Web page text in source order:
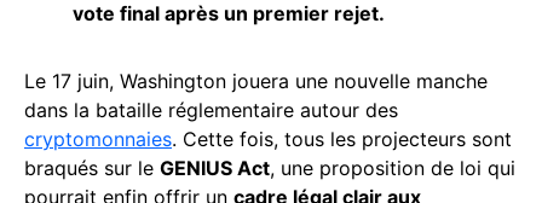
vote final après un premier rejet.
Le 17 juin, Washington jouera une nouvelle manche
dans la bataille réglementaire autour des
cryptomonnaies. Cette fois, tous les projecteurs sont
braqués sur le GENIUS Act, une proposition de loi qui
pourrait enfin offrir un cadre légal clair aux